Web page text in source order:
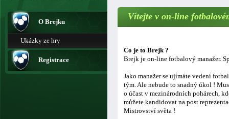
O Brejku
Ukázky ze hry
Registrace
Vítejte v on-line
Co je to Brejk ?
Brejk je on-line fotbalový manažer.
Jako manažer se ujímáte vedení
tým. Ale nebude to snadný úkol !
o účast v mezinárodních pohárech,
můžete kandidovat na post
Mistrovství světa !